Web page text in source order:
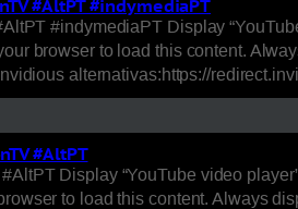
#AltPT #indymediaPT
#indymediaPT Display
browser to load this content.
alternativas:https://
#AltPT
Display “YouTube video
to load this content. Always